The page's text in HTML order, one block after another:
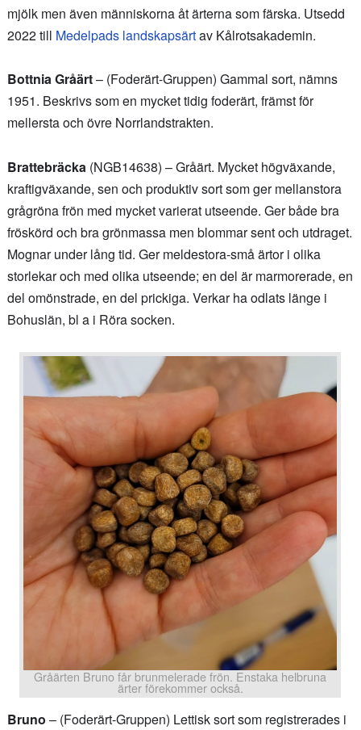
mjölk men även människorna åt ärterna som färska. Utsedd
2022 till Medelpads landskapsärtav Kålrotsakademin.
Bottnia Gråärt– (Foderärt-Gruppen) Gammal sort, nämns
1951. Beskrivs som en mycket tidig foderärt, främst för
mellersta och övre Norrlandstrakten.
Brattebräcka(NGB14638) – Gråärt. Mycket högväxande,
kraftigväxande, sen och produktiv sort som ger mellanstora
grågröna frön med mycket varierat utseende. Ger både bra
fröskörd och bra grönmassa men blommar sent och utdraget.
Mognar under lång tid. Ger meldestora-små ärtor i olika
storlekar och med olika utseende; en del är marmorerade, en
del omönstrade, en del prickiga. Verkar ha odlats länge i
Bohuslän, bl a i Röra socken.
Gråärten Bruno får brunmelerade frön. Enstaka helbruna
ärter förekommer också.
Bruno – (Foderärt-Gruppen) Lettisk sort som registrerades i